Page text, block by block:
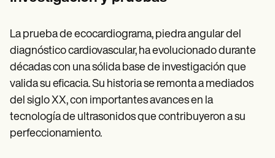
La prueba de ecocardiograma, piedra angular del
diagnóstico cardiovascular, ha evolucionado durante
décadas con una sólida base de investigación que
valida su eficacia. Su historia se remonta a mediados
del siglo XX, con importantes avances en la
tecnología de ultrasonidos que contribuyeron a su
perfeccionamiento.